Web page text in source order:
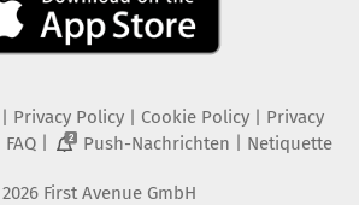
Privacy Policy| Cookie Policy| Privacy
FAQ| 2 Push-Nachrichten Netiquette
2026 First Avenue GmbH